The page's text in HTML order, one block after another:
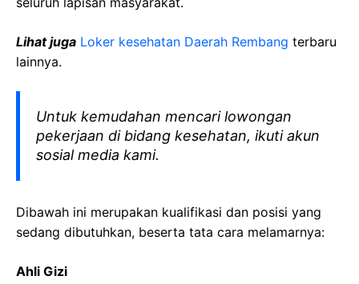
Lihat juga Loker kesehatan Daerah Rembang terbaru
lainnya.
Untuk kemudahan mencari lowongan
pekerjaan di bidang kesehatan, ikuti akun
sosial media kami.
Dibawah ini merupakan kualifikasi dan posisi yang
sedang dibutuhkan, beserta tata cara melamarnya:
Ahli Gizi